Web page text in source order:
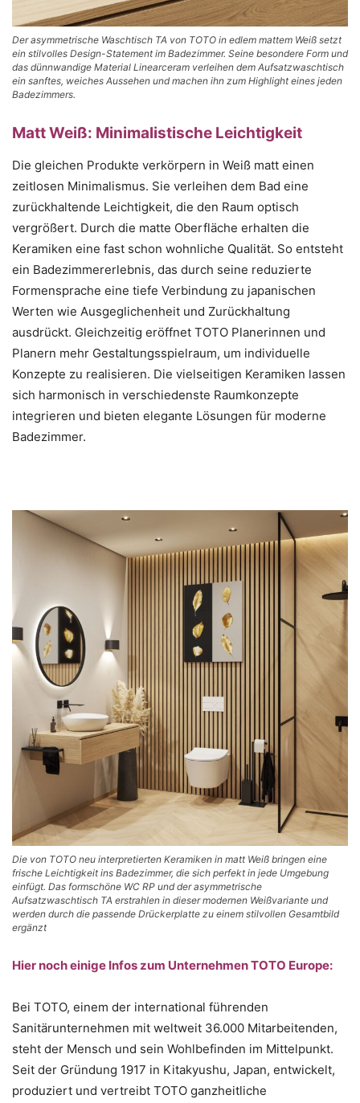
Der asymmetrische Waschtisch TA von TOTO in edlem mattem Weiß setzt
ein stilvolles Design-Statement im Badezimmer. Seine besondere Form und
das dünnwandige Material Linearceram verleihen dem Aufsatzwaschtisch
ein sanftes, weiches Aussehen und machen ihn zum Highlight eines jeden
Badezimmers.
Matt Weiß: Minimalistische Leichtigkeit
Die gleichen Produkte verkörpern in Weiß matt einen
zeitlosen Minimalismus. Sie verleihen dem Bad eine
zurückhaltende Leichtigkeit, die den Raum optisch
vergrößert. Durch die matte Oberfläche erhalten die
Keramiken eine fast schon wohnliche Qualität. So entsteht
ein Badezimmererlebnis, das durch seine reduzierte
Formensprache eine tiefe Verbindung zu japanischen
Werten wie Ausgeglichenheit und Zurückhaltung
ausdrückt. Gleichzeitig eröffnet TOTO Planerinnen und
Planern mehr Gestaltungsspielraum, um individuelle
Konzepte zu realisieren. Die vielseitigen Keramiken lassen
sich harmonisch in verschiedenste Raumkonzepte
integrieren und bieten elegante Lösungen für moderne
Badezimmer.
Die von TOTO neu interpretierten Keramiken in matt Weiß bringen eine
frische Leichtigkeit ins Badezimmer, die sich perfekt in jede Umgebung
einfügt. Das formschöne WC RP und der asymmetrische
Aufsatzwaschtisch TA erstrahlen in dieser modernen Weißvariante und
werden durch die passende Drückerplatte zu einem stilvollen Gesamtbild
ergänzt
Hier noch einige Infos zum Unternehmen TOTO Europe:
Bei TOTO, einem der international führenden
Sanitärunternehmen mit weltweit 36.000 Mitarbeitenden,
steht der Mensch und sein Wohlbefinden im Mittelpunkt.
Seit der Gründung 1917 in Kitakyushu, Japan, entwickelt,
produziert und vertreibt TOTO ganzheitliche